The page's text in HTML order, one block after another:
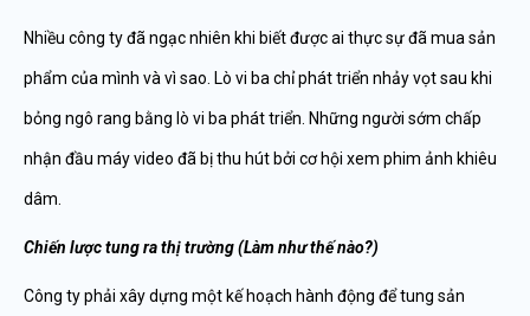
Nhiều công ty đã ngạc nhiên khi biết được ai thực sự đã mua sản
phẩm của mình và vì sao. Lò vi ba chỉ phát triển nhảy vọt sau khi
bỏng ngô rang bằng lò vi ba phát triển. Những người sớm chấp
nhận đầu máy video đã bị thu hút bởi cơ hội xem phim ảnh khiêu
dâm.
Chiến lược tung ra thịtrường (Làm nhưthếnào?)
Công ty phải xây dựng một kế hoạch hành động để tung sản